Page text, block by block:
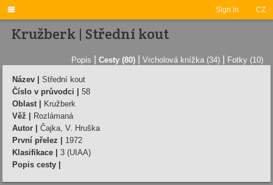
Sign in CZ

Kružberk | Střední kout
Popis Cesty (80) Vrcholová knížka (34) Fotky (10)
Název |
Střední kout
Číslo v průvodci |
58
Oblast |
Kružberk
Věž |
Rozlámaná
Autor |
Čajka, V. Hruška
První přelez |
1972
Klasifikace |
3 (UIAA)
Popis cesty |